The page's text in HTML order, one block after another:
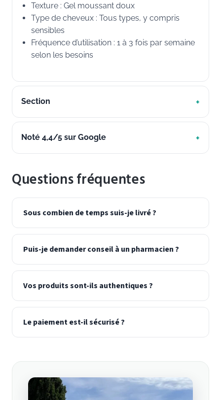
Texture : Gel moussant doux
Type de cheveux : Tous types, y compris
sensibles
Fréquence d’utilisation : 1 à 3 fois par semaine
selon les besoins
Section
Noté 4,4/5 sur Google
Questions fréquentes
Sous combien de temps suis-je livré ?
Puis-je demander conseil à un pharmacien ?
Vos produits sont-ils authentiques ?
Le paiement est-il sécurisé ?